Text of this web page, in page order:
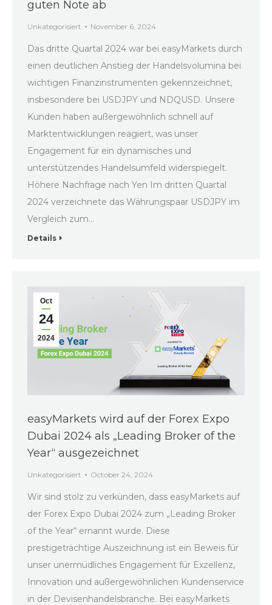
guten Note ab
Unkategorisiert November 6, 2024
Das dritte Quartal 2024 war bei easyMarkets durch
einen deutlichen Anstieg der Handelsvolumina bei
wichtigen Finanzinstrumenten gekennzeichnet,
insbesondere bei USDJPY und NDQUSD. Unsere
Kunden haben außergewöhnlich schnell auf
Marktentwicklungen reagiert, was unser
Engagement für ein dynamisches und
unterstützendes Handelsumfeld widerspiegelt.
Höhere Nachfrage nach Yen Im dritten Quartal
2024 verzeichnete das Währungspaar USDJPY im
Vergleich zum…
Details
Oct
24
2024
easyMarkets wird auf der Forex Expo
Dubai 2024 als „Leading Broker of the
Year“ ausgezeichnet
Unkategorisiert October 24, 2024
Wir sind stolz zu verkünden, dass easyMarkets auf
der Forex Expo Dubai 2024 zum „Leading Broker
of the Year“ ernannt wurde. Diese
prestigeträchtige Auszeichnung ist ein Beweis für
unser unermüdliches Engagement für Exzellenz,
Innovation und außergewöhnlichen Kundenservice
in der Devisenhandelsbranche. Bei easyMarkets